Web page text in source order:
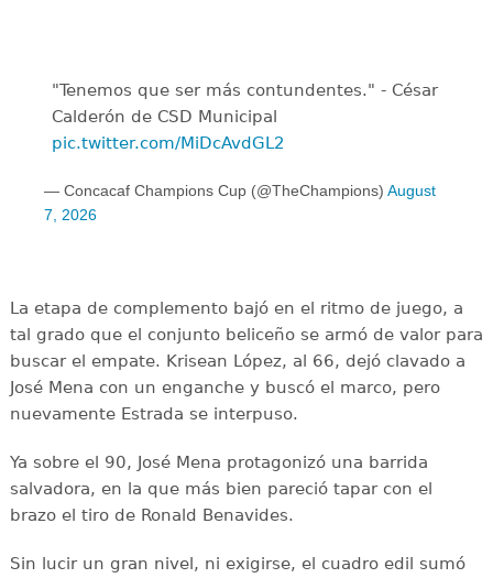
"Tenemos que ser más contundentes." - César
Calderón de CSD Municipal ️
pic.twitter.com/MiDcAvdGL2
— Concacaf Champions Cup (@TheChampions) August
7, 2026
La etapa de complemento bajó en el ritmo de juego, a
tal grado que el conjunto beliceño se armó de valor para
buscar el empate. Krisean López, al 66, dejó clavado a
José Mena con un enganche y buscó el marco, pero
nuevamente Estrada se interpuso.
Ya sobre el 90, José Mena protagonizó una barrida
salvadora, en la que más bien pareció tapar con el
brazo el tiro de Ronald Benavides.
Sin lucir un gran nivel, ni exigirse, el cuadro edil sumó